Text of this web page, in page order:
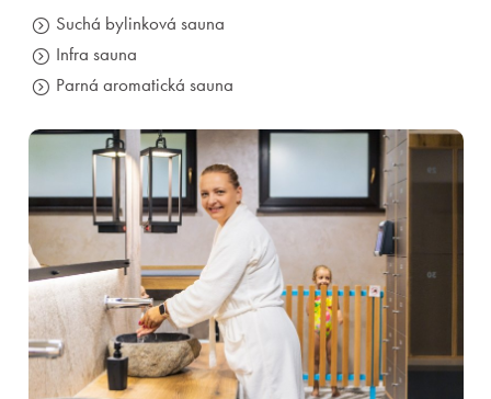
Suchá bylinková sauna
Infra sauna
Parná aromatická sauna